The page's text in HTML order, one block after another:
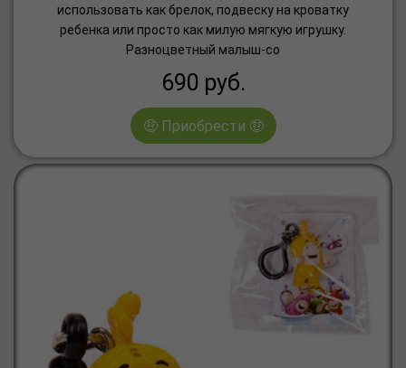
использовать как брелок, подвеску на кроватку
ребенка или просто как милую мягкую игрушку.
Разноцветный малыш-со
690 руб.
🤑 Приобрести 🤑